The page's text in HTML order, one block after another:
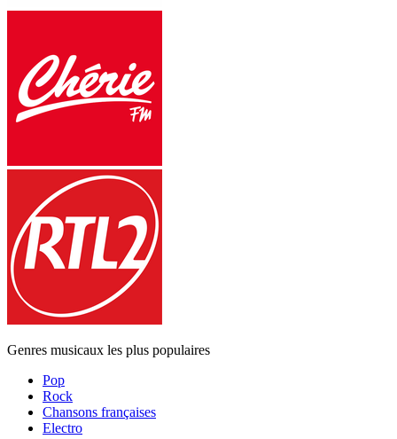
Genres musicaux les plus populaires
Pop
Rock
Chansons françaises
Electro